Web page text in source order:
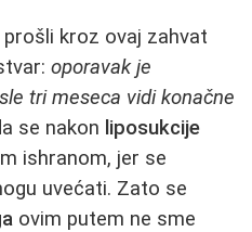
kroz ovaj zahvat
oporavak je
tri meseca vidi konačne
se nakon liposukcije
ishranom, jer se
uvećati. Zato se
ovim putem ne sme